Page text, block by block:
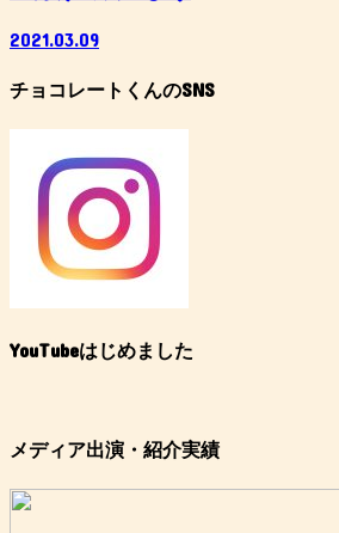
2021.03.09
チョコレートくんのSNS
YouTubeはじめました
メディア出演・紹介実績